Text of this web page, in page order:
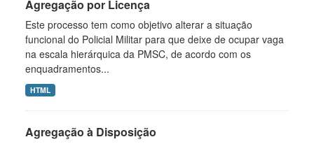
Agregação por Licença
Este processo tem como objetivo alterar a situação
funcional do Policial Militar para que deixe de ocupar vaga
na escala hierárquica da PMSC, de acordo com os
enquadramentos...
HTML
Agregação à Disposição